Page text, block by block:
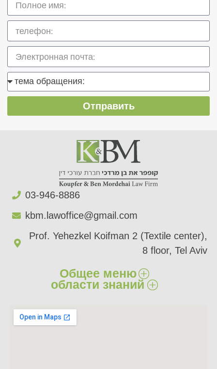
Отправить
03-946-8886​
kbm.lawoffice@gmail.com​
Prof. Yehezkel Koifman 2 (Textile center),
8 floor, Tel Aviv
Общее меню
главный
Статьи
области знаний
Ущерб имуществу​
Страховые иски​